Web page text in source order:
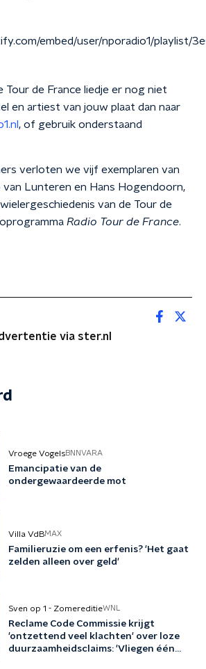
embed/user/nporadio1/playlist/
Tour de France liedje er nog niet
en artiest van jouw plaat dan naar
, of gebruik onderstaand
verloten we vijf exemplaren van
van Lunteren en Hans Hogendoorn,
van de Tour de
Radio Tour de France.
via ster.nl
Vroege VogelsBNNVARA
Emancipatie van de
ondergewaardeerde mot
Villa VdBMAX
Familieruzie om een erfenis? 'Het gaat
zelden alleen over geld'
Sven op 1 - ZomereditieWNL
Reclame Code Commissie krijgt
'ontzettend veel klachten' over loze
duurzaamheidsclaims: 'Vliegen één